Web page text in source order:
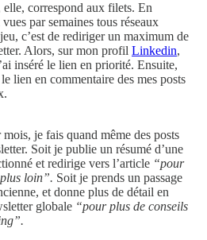
correspond aux filets. En
par semaines tous réseaux
c’est de rediriger un maximum de
Alors, sur mon profil Linkedin,
inséré le lien en priorité. Ensuite,
lien en commentaire des mes posts
je fais quand même des posts
Soit je publie un résumé d’une
et redirige vers l’article “pour
loin”. Soit je prends un passage
et donne plus de détail en
globale “pour plus de conseils